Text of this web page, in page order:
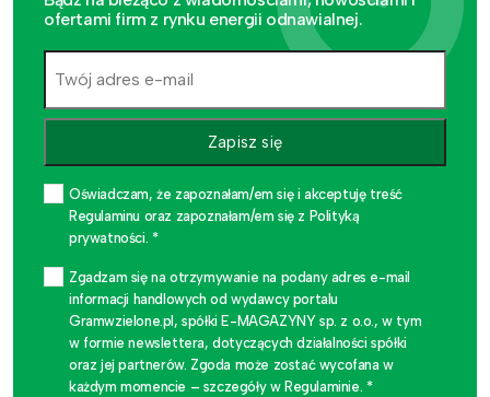
ofertami firm z rynku energii odnawialnej.
Zapisz się
Oświadczam, że zapoznałam/em się i akceptuję treść
Regulaminu oraz zapoznałam/em się z Polityką
prywatności. *
Zgadzam się na otrzymywanie na podany adres e-mail
informacji handlowych od wydawcy portalu
Gramwzielone.pl, spółki E-MAGAZYNY sp. z o.o., w tym
w formie newslettera, dotyczących działalności spółki
oraz jej partnerów. Zgoda może zostać wycofana w
każdym momencie – szczegóły w Regulaminie. *